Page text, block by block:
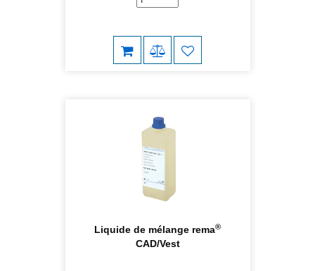
Liquide de mélange rema®
CAD/Vest